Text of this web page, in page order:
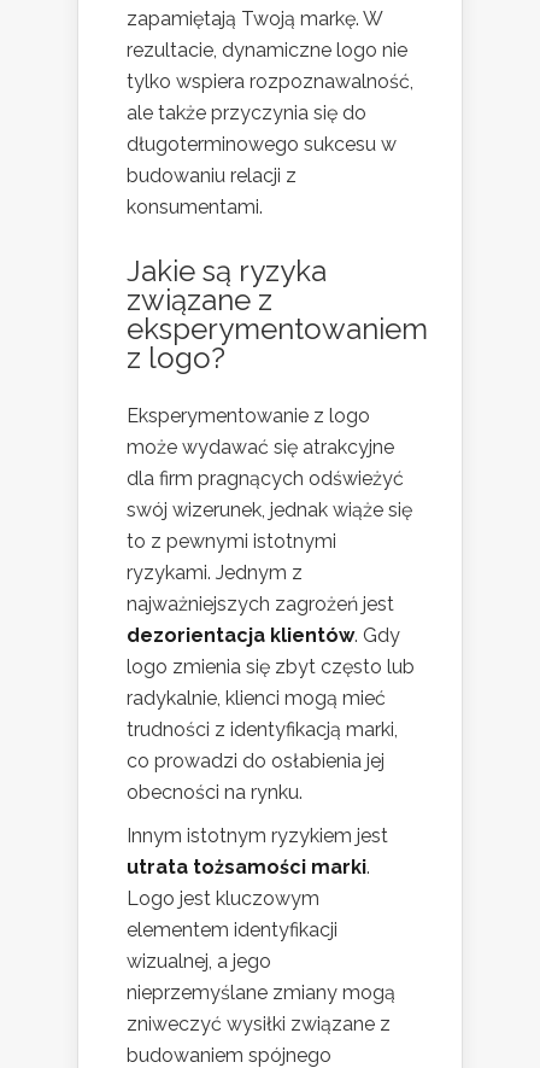
zapamiętają Twoją markę. W
rezultacie, dynamiczne logo nie
tylko wspiera rozpoznawalność,
ale także przyczynia się do
długoterminowego sukcesu w
budowaniu relacji z
konsumentami.
Jakie są ryzyka
związane z
eksperymentowaniem
z logo?
Eksperymentowanie z logo
może wydawać się atrakcyjne
dla firm pragnących odświeżyć
swój wizerunek, jednak wiąże się
to z pewnymi istotnymi
ryzykami. Jednym z
najważniejszych zagrożeń jest
dezorientacja klientów. Gdy
logo zmienia się zbyt często lub
radykalnie, klienci mogą mieć
trudności z identyfikacją marki,
co prowadzi do osłabienia jej
obecności na rynku.
Innym istotnym ryzykiem jest
utrata tożsamości marki.
Logo jest kluczowym
elementem identyfikacji
wizualnej, a jego
nieprzemyślane zmiany mogą
zniweczyć wysiłki związane z
budowaniem spójnego